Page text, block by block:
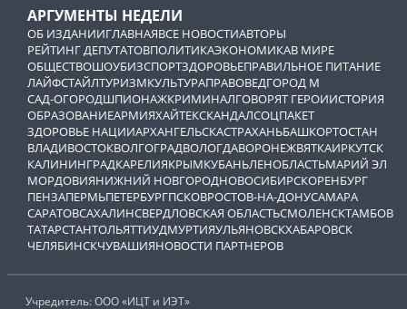
АРГУМЕНТЫ НЕДЕЛИ
ОБ ИЗДАНИИГЛАВНАЯВСЕ НОВОСТИАВТОРЫ
РЕЙТИНГ ДЕПУТАТОВПОЛИТИКАЭКОНОМИКАВ МИРЕ
ОБЩЕСТВОШОУБИЗСПОРТЗДОРОВЬЕПРАВИЛЬНОЕ ПИТАНИЕ
ЛАЙФСТАЙЛТУРИЗМКУЛЬТУРАПРАВОВЕДГОРОД М
САД-ОГОРОДШПИОНАЖКРИМИНАЛГОВОРЯТ ГЕРОИИСТОРИЯ
ОБРАЗОВАНИЕАРМИЯХАЙТЕКСКАНДАЛСОЦПАКЕТ
ЗДОРОВЬЕ НАЦИИАРХАНГЕЛЬСКАСТРАХАНЬБАШКОРТОСТАН
ВЛАДИВОСТОКВОЛГОГРАДВОЛОГДАВОРОНЕЖВЯТКАИРКУТСК
КАЛИНИНГРАДКАРЕЛИЯКРЫМКУБАНЬЛЕНОБЛАСТЬМАРИЙ ЭЛ
МОРДОВИЯНИЖНИЙ НОВГОРОДНОВОСИБИРСКОРЕНБУРГ
ПЕНЗАПЕРМЬПЕТЕРБУРГПСКОВРОСТОВ-НА-ДОНУСАМАРА
САРАТОВСАХАЛИНСВЕРДЛОВСКАЯ ОБЛАСТЬСМОЛЕНСКТАМБОВ
ТАТАРСТАНТОЛЬЯТТИУДМУРТИЯУЛЬЯНОВСКХАБАРОВСК
ЧЕЛЯБИНСКЧУВАШИЯНОВОСТИ ПАРТНЕРОВ
Учредитель: ООО «ИЦТ и ИЭТ»